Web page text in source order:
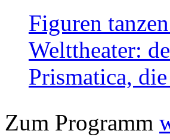
Figuren
Welttheater:
Prismatica,
Zum Programm